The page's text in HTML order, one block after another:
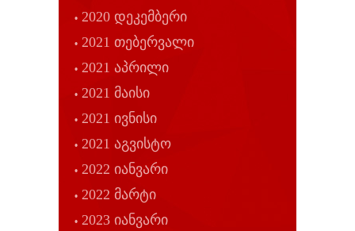
2020 დეკემბერი
2021 თებერვალი
2021 აპრილი
2021 მაისი
2021 ივნისი
2021 აგვისტო
2022 იანვარი
2022 მარტი
2023 იანვარი